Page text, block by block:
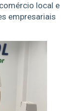
local e
empresariais